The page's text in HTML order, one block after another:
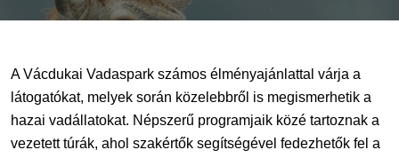
A Vácdukai Vadaspark számos élményajánlattal várja a
látogatókat, melyek során közelebbről is megismerhetik a
hazai vadállatokat. Népszerű programjaik közé tartoznak a
vezetett túrák, ahol szakértők segítségével fedezhetők fel a